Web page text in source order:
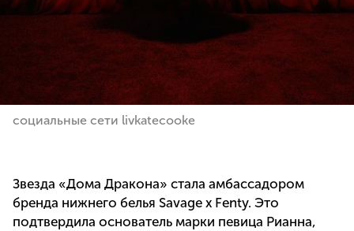
социальные сети livkatecooke
Звезда «Дома Дракона» стала амбассадором
бренда нижнего белья Savage x Fenty. Это
подтвердила основатель марки певица Рианна,